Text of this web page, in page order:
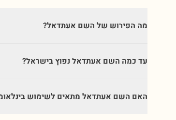
מה הפירוש של השם אעתדאל?
עד כמה השם אעתדאל נפוץ בישראל?
האם השם אעתדאל מתאים לשימוש